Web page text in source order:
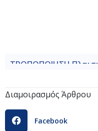
ΤΡΟΠΟΠΟΙΗΣΗ
Διαμοιρασμός Άρθρου
Facebook